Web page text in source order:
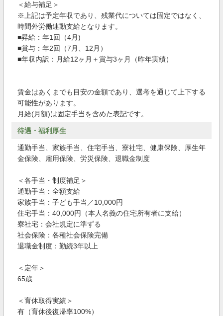
＜給与補足＞
※上記は予定年収であり、残業代については固定ではなく、
時間外労働連動支給となります。
■昇給：年1回（4月)
■賞与：年2回（7月、12月）
■年収内訳：月給12ヶ月＋賞与3ヶ月（昨年実績）
賃金はあくまでも目安の金額であり、選考を通じて上下する
可能性があります。
月給(月額)は固定手当を含めた表記です。
待遇・福利厚生
通勤手当、家族手当、住宅手当、寮社宅、健康保険、厚生年
金保険、雇用保険、労災保険、退職金制度
＜各手当・制度補足＞
通勤手当：全額支給
家族手当：子ども手当／10,000円
住宅手当：40,000円（本人名義の住宅所有者に支給）
寮社宅：会社規定に準ずる
社会保険：各種社会保険完備
退職金制度：勤続3年以上
＜定年＞
65歳
＜育休取得実績＞
有（育休後復帰率100%）